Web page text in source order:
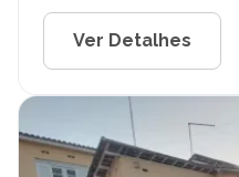
Ver Detalhes